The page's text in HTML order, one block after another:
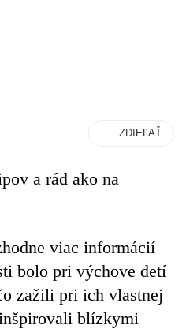
ZDIEĽAŤ
a rád ako na
viac informácií
bolo pri výchove detí
zažili pri ich vlastnej
blízkymi